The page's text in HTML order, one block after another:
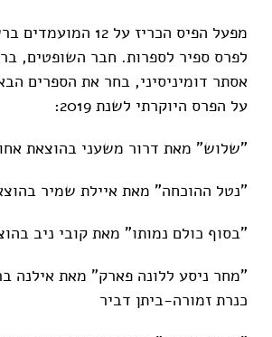
מפעל הפיס הכריז על 12
לפרס ספיר לספרות. חבר השופטים,
אסתר דומיניסיני, בחר את הספרים
על הפרס היוקרתי לשנת 2019:
"שלוש" מאת דרור משעני בהוצאת
"נטל ההוכחה" מאת איילת שמיר
"בסוף כולם נמותו" מאת קובי ניב
"מחר ניסע ללונה פארק" מאת אילנה
כנרת זמורה-ביתן דביר